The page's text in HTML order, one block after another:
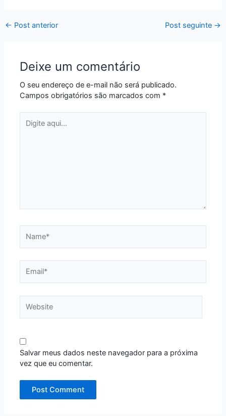
← Post anterior Post seguinte →
Deixe um comentário
O seu endereço de e-mail não será publicado.
Campos obrigatórios são marcados com *
aqui...
Salvar meus dados neste navegador para a próxima
vez que eu comentar.